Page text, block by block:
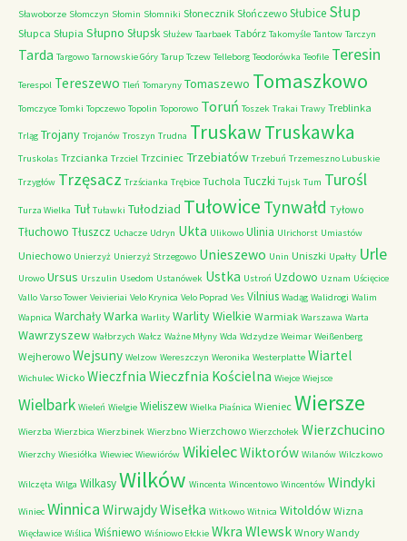
Sławoborze Słomczyn Słomin Słomniki Słonecznik Słończewo Słubice Słup
Słupca Słupia Słupno Słupsk Służew Taarbaek Tabórz Takomyśle Tantow Tarczyn
Tarda Targowo Tarnowskie Góry Tarup Tczew Telleborg Teodorówka Teofile Teresin
Terespol Tereszewo Tleń Tomaryny Tomaszewo Tomaszkowo
Tomczyce Tomki Topczewo Topolin Toporowo Toruń Toszek Trakai Trawy Treblinka
Trląg Trojany Trojanów Troszyn Trudna TruskawTruskawka
Truskolas Trzcianka Trzciel Trzciniec Trzebiatów Trzebuń Trzemeszno Lubuskie
Trzygłów Trzęsacz Trzścianka Trębice Tuchola Tuczki Tujsk Tum Turośl
Turza Wielka Tuł Tuławki Tułodziad Tułowice Tynwałd Tyłowo
Tłuchowo Tłuszcz Uchacze Udryn Ukta Ulikowo Ulinia Ulrichorst Umiastów
Uniechowo Unierzyż Unierzyż Strzegowo Unieszewo Unin Uniszki Upałty Urle
Urowo Ursus Urszulin Usedom Ustanówek Ustka Ustroń Uzdowo Uznam Uścięcice
Vallo Varso Tower Veivieriai Velo Krynica Velo Poprad Ves Vilnius Wadąg Walidrogi Walim
Wapnica WarchałyWarka Warlity Warlity Wielkie Warmiak Warszawa Warta
Wawrzyszew Wałbrzych Wałcz Ważne Młyny Wda Wdzydze Weimar Weißenberg
Wejherowo Wejsuny Welzow Wereszczyn Weronika Westerplatte Wiartel
Wichulec Wicko Wieczfnia Wieczfnia Kościelna Wiejce Wiejsce
Wielbark Wieleń Wielgie Wieliszew Wielka Piaśnica Wieniec Wiersze
Wierzba Wierzbica Wierzbinek Wierzbno Wierzchowo Wierzchołek Wierzchucino
Wierzchy Wiesiółka Wiewiec Wiewiórów WikielecWiktorów Wilanów Wilczkowo
Wilczęta Wilga WilkasyWilków Wincenta Wincentowo Wincentów Windyki
Winiec Winnica WirwajdyWisełka Witkowo Witnica Witoldów Wizna
Więcławice Wiślica Wiśniewo Wiśniowo Ełckie Wkra Wlewsk Wnory Wandy